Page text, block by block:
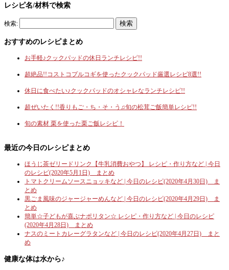
レシピ名/材料で検索
検索:
おすすめのレシピまとめ
お手軽♪クックパッドの休日ランチレシピ!!
超絶品!!コストコプルコギを使ったクックパッド厳選レシピ8選!!
休日に食べたい♪クックパッドのオシャレなランチレシピ!!
超ぜいたく!!香りもご・ち・そ・う♫旬の松茸ご飯簡単レシピ!!
旬の素材 栗を使った栗ご飯レシピ！
最近の今日のレシピまとめ
ほうじ茶ゼリードリンク【牛乳消費おやつ】 レシピ・作り方など | 今日
のレシピ(2020年5月1日) まとめ
トマトクリームソースニョッキなど | 今日のレシピ(2020年4月30日) ま
とめ
黒ごま風味のジャージャーめんなど | 今日のレシピ(2020年4月29日) ま
とめ
簡単☆子どもが喜ぶナポリタン☆ レシピ・作り方など | 今日のレシピ
(2020年4月28日) まとめ
ナスのミートカレーグラタンなど | 今日のレシピ(2020年4月27日) まと
め
健康な体は水から♪